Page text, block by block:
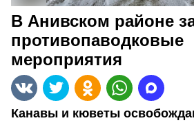
В Анивском районе
противопаводковые
мероприятия
Канавы и кюветы